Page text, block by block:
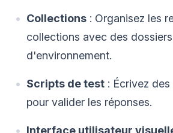
Collections : Organisez les
collections avec des
d'environnement.
Scripts de test : Écrivez
pour valider les réponses.
Interface utilisateur